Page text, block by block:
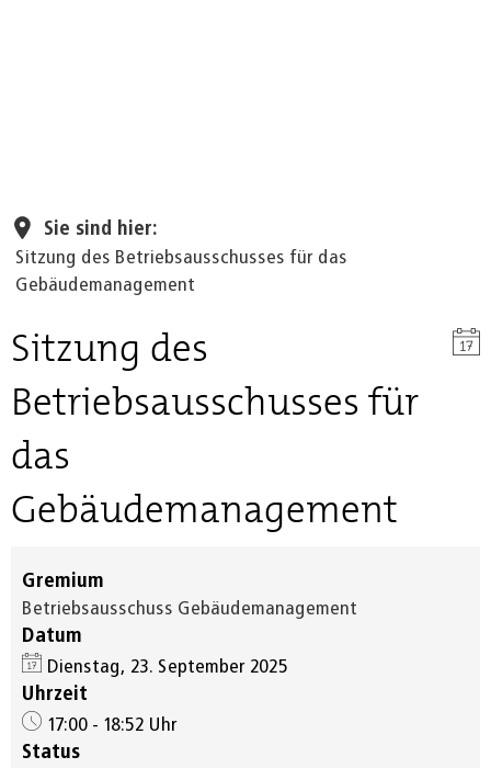
Sie sind hier:
Sitzung des Betriebsausschusses für das
Gebäudemanagement
Sitzung des
Betriebsausschusses für
das
Gebäudemanagement
Gremium
Betriebsausschuss Gebäudemanagement
Datum
Dienstag, 23. September 2025
Uhrzeit
17:00 - 18:52 Uhr
Status